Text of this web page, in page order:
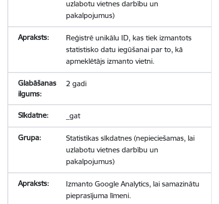
uzlabotu vietnes darbību un
pakalpojumus)
Reģistrē unikālu ID, kas tiek izmantots
statistisko datu iegūšanai par to, kā
apmeklētājs izmanto vietni.
2 gadi
_gat
Statistikas sīkdatnes (nepieciešamas, lai
uzlabotu vietnes darbību un
pakalpojumus)
Izmanto Google Analytics, lai samazinātu
pieprasījuma līmeni.